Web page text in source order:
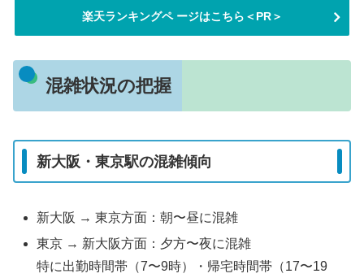
楽天ランキングペ ージはこちら＜PR＞
混雑状況の把握
新大阪・東京駅の混雑傾向
新大阪 → 東京方面：朝〜昼に混雑
東京 → 新大阪方面：夕方〜夜に混雑
特に出勤時間帯（7〜9時）・帰宅時間帯（17〜19